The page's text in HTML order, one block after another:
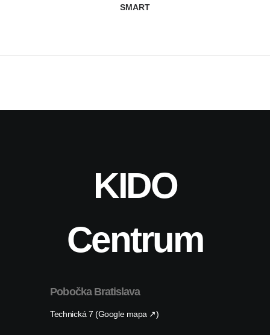
SMART
KIDO
Centrum
Pobočka Bratislava
Technická 7 (Google mapa ↗)